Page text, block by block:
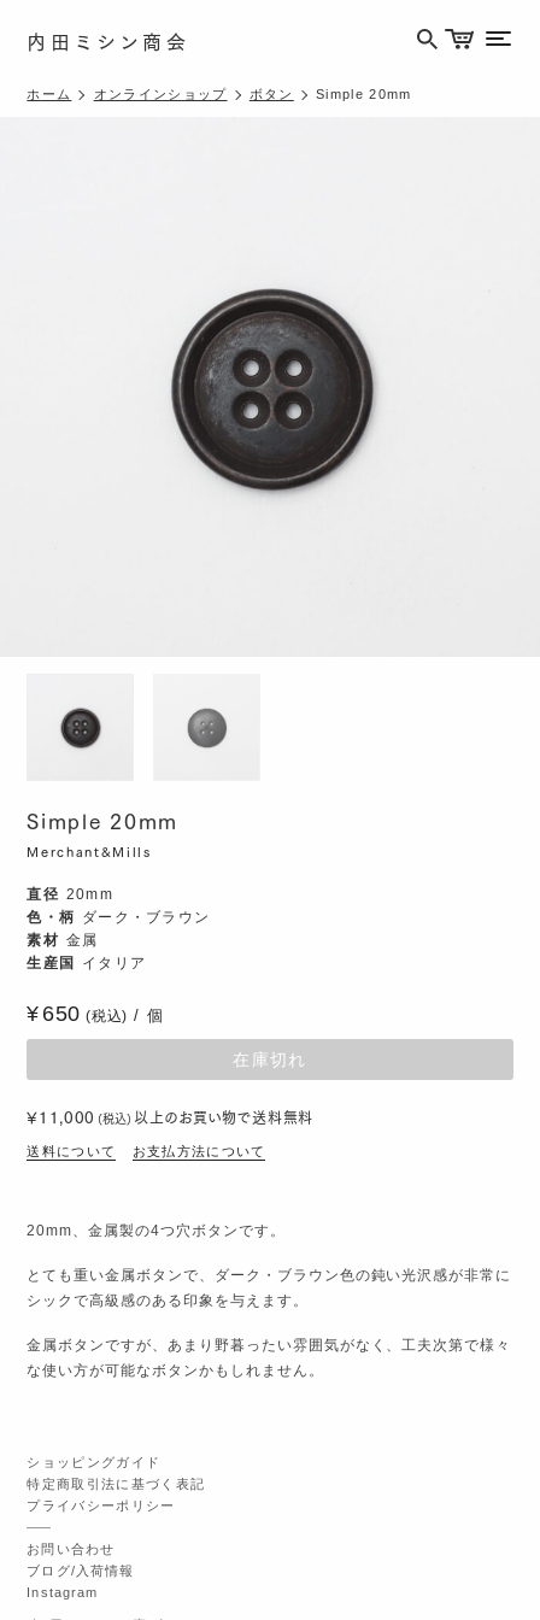
内田ミシン商会 メニ
ホーム オンラインショップ ボタン Simple 20mm
Simple 20mm
Merchant&Mills
直径 20mm
色・柄 ダーク・ブラウン
素材 金属
生産国
イタリア
650 (税込) 個
在庫切れ
¥11,000 (税込) 以上のお買い物で送料無料
送料について お支払方法について
20mm、金属製の4つ穴ボタンです。
とても重い金属ボタンで、ダーク・ブラウン色の鈍い光沢感が非常に
シックで高級感のある印象を与えます。
金属ボタンですが、あまり野暮ったい雰囲気がなく、工夫次第で様々
な使い方が可能なボタンかもしれません。
ショッピングガイド
特定商取引法に基づく表記
プライバシーポリシー
お問い合わせ
ブログ/入荷情報
Instagram